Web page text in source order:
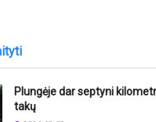
Plungėje dar septyni
takų